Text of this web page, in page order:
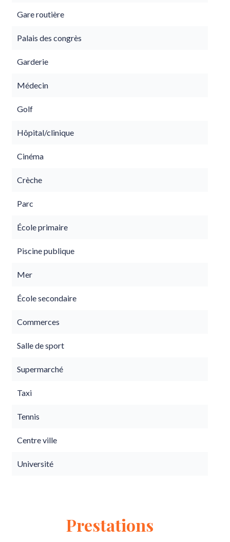
Gare routière
Palais des congrès
Garderie
Médecin
Golf
Hôpital/clinique
Cinéma
Crèche
Parc
École primaire
Piscine publique
Mer
École secondaire
Commerces
Salle de sport
Supermarché
Taxi
Tennis
Centre ville
Université
Prestations